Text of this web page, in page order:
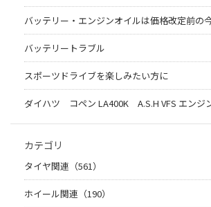
バッテリー・エンジンオイルは価格改定前の
バッテリートラブル
スポーツドライブを楽しみたい方に
ダイハツ コペン LA400K A.S.H VFS エンジ
カテゴリ
タイヤ関連（561）
ホイール関連（190）